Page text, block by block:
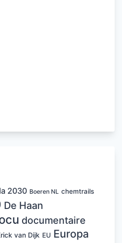
2030 Boeren NL chemtrails
De Haan
documentaire
van Dijk EU Europa